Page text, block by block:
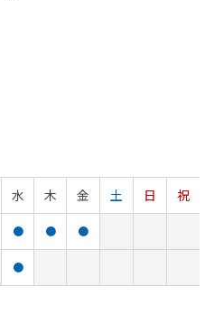
水 木 金 土 日
祝
● ● ●
●